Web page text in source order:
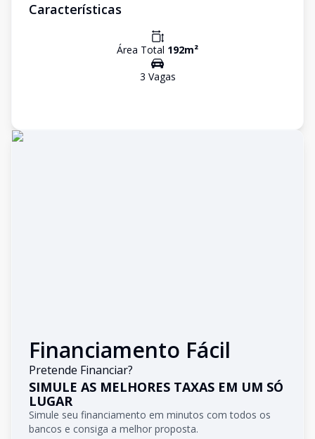
Características
Área Total 192m²
3 Vagas
Financiamento Fácil
Pretende Financiar?
SIMULE AS MELHORES TAXAS EM UM SÓ
LUGAR
Simule seu financiamento em minutos com todos os
bancos e consiga a melhor proposta.